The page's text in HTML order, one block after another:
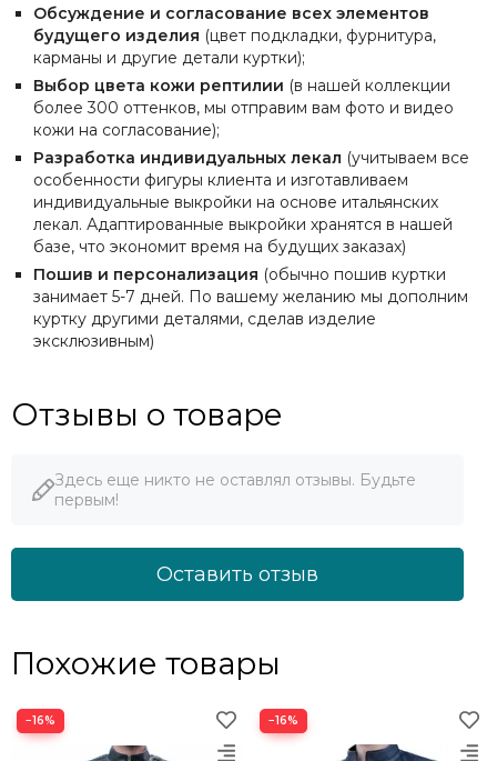
Обсуждение и согласование всех элементов
будущего изделия (цвет подкладки, фурнитура,
карманы и другие детали куртки);
Выбор цвета кожи рептилии (в нашей коллекции
более 300 оттенков, мы отправим вам фото и видео
кожи на согласование);
Разработка индивидуальных лекал (учитываем все
особенности фигуры клиента и изготавливаем
индивидуальные выкройки на основе итальянских
лекал. Адаптированные выкройки хранятся в нашей
базе, что экономит время на будущих заказах)
Пошив и персонализация (обычно пошив куртки
занимает 5-7 дней. По вашему желанию мы дополним
куртку другими деталями, сделав изделие
эксклюзивным)
Отзывы о товаре
Здесь еще никто не оставлял отзывы. Будьте
первым!
Оставить отзыв
Похожие товары
−16% −16%